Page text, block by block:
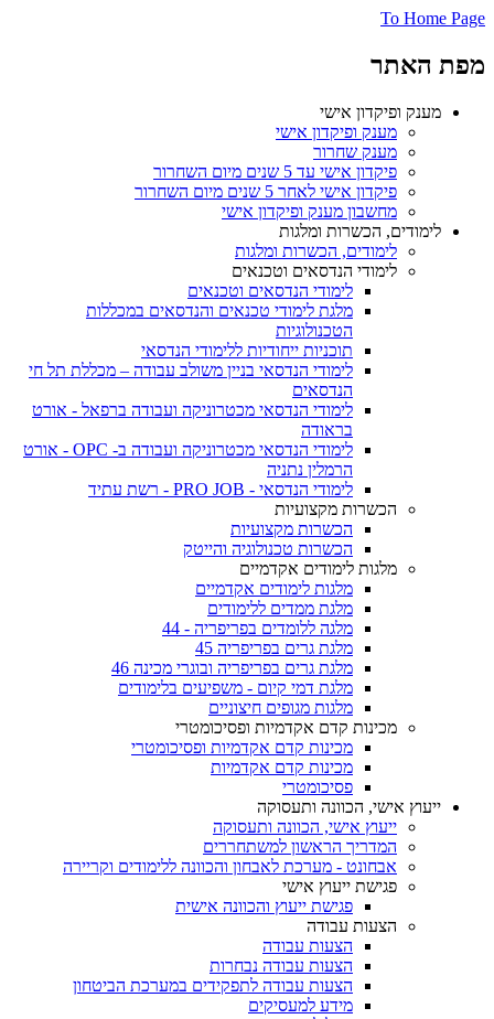
To Home Page
מפת האתר
מענק ופיקדון אישי
מענק ופיקדון אישי
מענק שחרור
פיקדון אישי עד 5 שנים מיום השחרור
פיקדון אישי לאחר 5 שנים מיום השחרור
מחשבון מענק ופיקדון אישי
לימודים, הכשרות ומלגות
לימודים, הכשרות ומלגות
לימודי הנדסאים וטכנאים
לימודי הנדסאים וטכנאים
מלגת לימודי טכנאים והנדסאים במכללות
הטכנולוגיות
תוכניות ייחודיות ללימודי הנדסאי
לימודי הנדסאי בניין משולב עבודה – מכללת תל חי
הנדסאים
לימודי הנדסאי מכטרוניקה ועבודה ברפאל - אורט
בראודה
לימודי הנדסאי מכטרוניקה ועבודה ב- OPC - אורט
הרמלין נתניה
לימודי הנדסאי - PRO JOB - רשת עתיד
הכשרות מקצועיות
הכשרות מקצועיות
הכשרות טכנולוגיה והייטק
מלגות לימודים אקדמיים
מלגות לימודים אקדמיים
מלגת ממדים ללימודים
מלגה ללומדים בפריפריה - 44
מלגת גרים בפריפריה 45
מלגת גרים בפריפריה ובוגרי מכינה 46
מלגת דמי קיום - משפיעים בלימודים
מלגות מגופים חיצוניים
מכינות קדם אקדמיות ופסיכומטרי
מכינות קדם אקדמיות ופסיכומטרי
מכינות קדם אקדמיות
פסיכומטרי
ייעוץ אישי, הכוונה ותעסוקה
ייעוץ אישי, הכוונה ותעסוקה
המדריך הראשון למשתחררים
אבחונט - מערכת לאבחון והכוונה ללימודים וקריירה
פגישת ייעוץ אישי
פגישת ייעוץ והכוונה אישית
הצעות עבודה
הצעות עבודה
הצעות עבודה נבחרות
הצעות עבודה לתפקידים במערכת הביטחון
מידע למעסיקים